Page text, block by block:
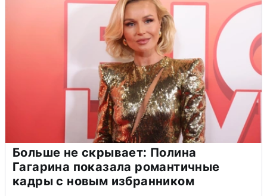
Больше не скрывает: Полина
Гагарина показала романтичные
кадры с новым избранником